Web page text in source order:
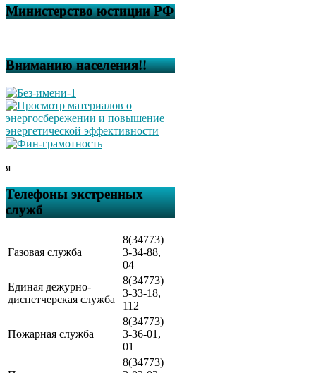
Министерство юстиции РФ
Вниманию населения!!
я
Телефоны экстренных
служб
Газовая служба
8(34773)
3-34-88,
04
Единая дежурно-
диспетчерская служба
8(34773)
3-33-18,
112
Пожарная служба
8(34773)
3-36-01,
01
8(34773)